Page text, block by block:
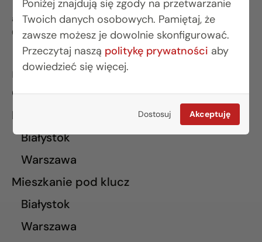
Poniżej znajdują się zgody na przetwarzanie
Twoich danych osobowych. Pamiętaj, że
zawsze możesz je dowolnie skonfigurować.
Przeczytaj naszą politykę prywatności aby
dowiedzieć się więcej.
Dostosuj Akceptuję
al. Wilanowska 67E lok. U5
02-765 Warszawa
INFORMACJE
O nas
Finansowanie
Białystok
Warszawa
Mieszkanie pod klucz
Białystok
Warszawa